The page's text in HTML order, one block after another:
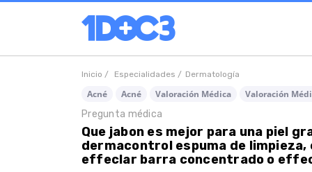
Inicio / Especialidades / Dermatología
Acné Acné Valoración Médica
Valoración
Pregunta médica
Que jabon es mejor para una piel
dermacontrol espuma de
effeclar barra concentrado o